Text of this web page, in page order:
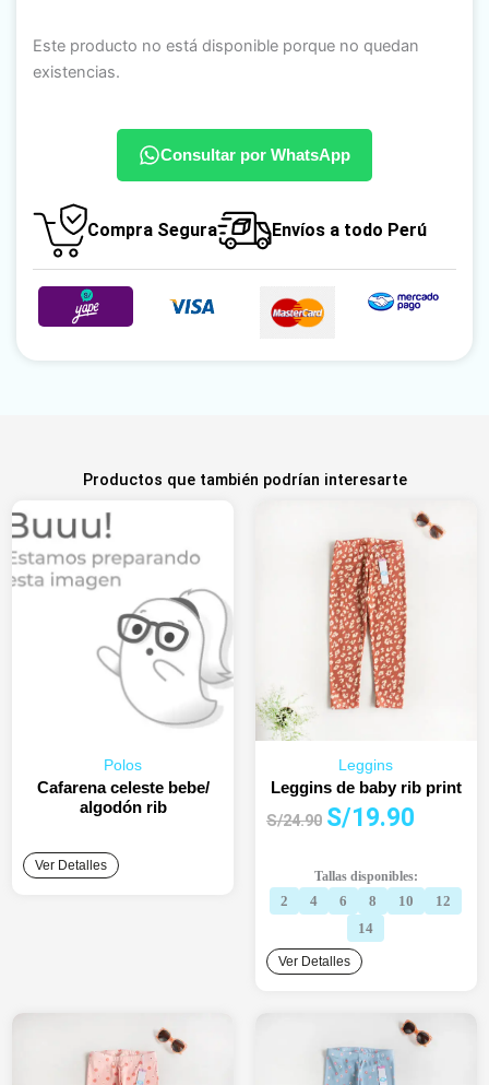
Este producto no está disponible porque no quedan
existencias.
Consultar por WhatsApp
Compra Segura Envíos a todo Perú
Productos que también podrían interesarte
Polos
Cafarena celeste bebe/
algodón rib
Ver Detalles
Leggins
Leggins de baby rib print
S/24.90
El
era:
S/24.90.
S/19.90
es:
S/19.90.
Tallas disponibles:
2 4 6 8 10
12
14
Ver Detalles